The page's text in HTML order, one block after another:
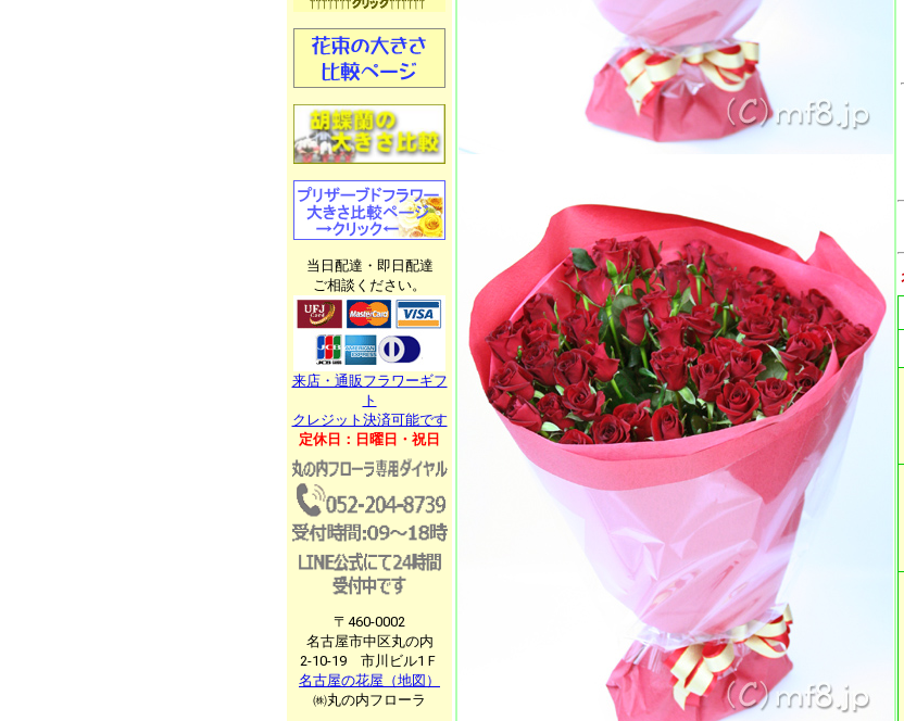
当日配達・即日配達
ご相談ください。
来店・通販フラワーギフ
ト
クレジット決済可能です
定休日：日曜日・祝日
〒460-0002
名古屋市中区丸の内
2-10-19 市川ビル1Ｆ
名古屋の花屋（地図）
㈱丸の内フローラ